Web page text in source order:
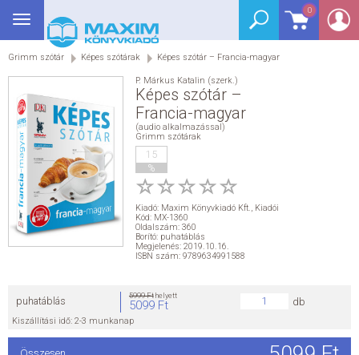
0
Toggle
navigation
Grimm szótár Képes szótárak Képes szótár – Francia-magyar
P. Márkus Katalin (szerk.)
Képes szótár –
Francia-magyar
(audio alkalmazással)
Grimm szótárak
15
%
Kiadó: Maxim Könyvkiadó Kft., Kiadói
Kód: MX-1360
Oldalszám: 360
Borító: puhatáblás
Megjelenés: 2019.10.16.
ISBN szám: 9789634991588
puhatáblás 5999 Fthelyett
5099 Ft db
Kiszállítási idő: 2-3 munkanap
BEJELENTKEZÉS
SEGÉDKÖNYV
NYELVKÖNYV
GRIMM SZÓTÁR
DREAM KÖNYVEK
E-KÖNYVEK
SEGÍTHETEK?
HÍREK